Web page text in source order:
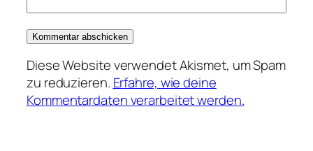
Diese Website verwendet Akismet, um Spam
zu reduzieren. Erfahre, wie deine
Kommentardaten verarbeitet werden.